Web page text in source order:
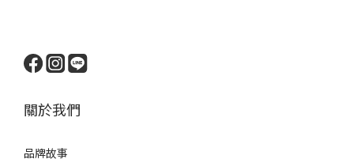
關於我們
品牌故事